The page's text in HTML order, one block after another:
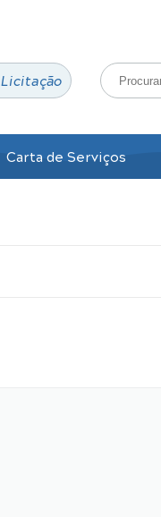
Licitação
Carta de Serviços